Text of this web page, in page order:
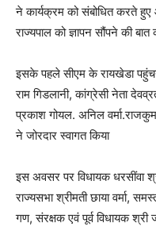
ने कार्यक्रम को संबोधित करते हुए
राज्यपाल को ज्ञापन सौंपने की बात
इसके पहले सीएम के रायखेडा
राम गिडलानी, कांग्रेसी नेता
प्रकाश गोयल. अनिल
ने जोरदार स्वागत किया
इस अवसर पर विधायक धरसींवा
राज्यसभा श्रीमती छाया वर्मा,
गण, संरक्षक एवं पूर्व विधायक श्री